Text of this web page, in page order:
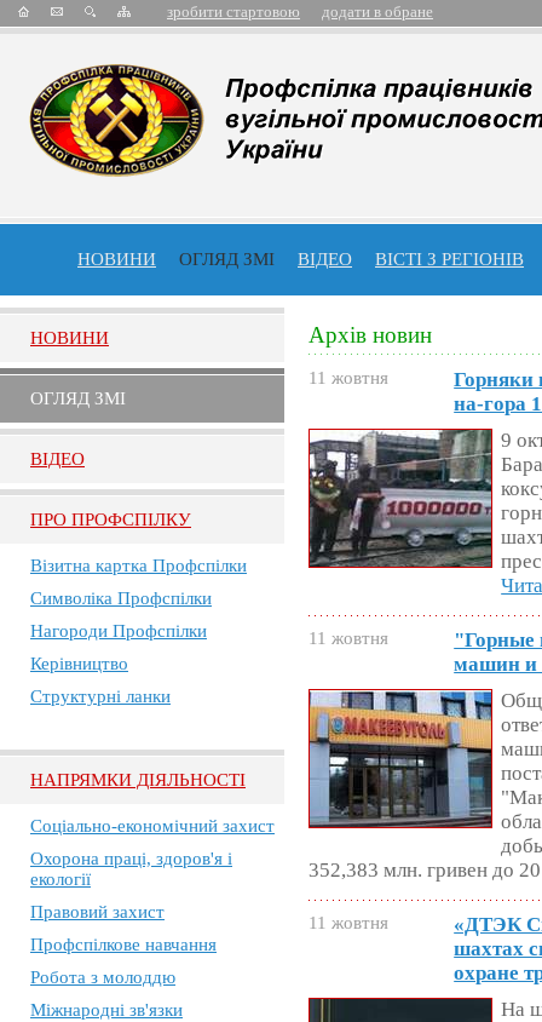
зробити стартовою додати в обране
НОВИНИ ОГЛЯД ЗМІ ВІДЕО ВІСТІ З РЕГІОНІВ
НОВИНИ
ОГЛЯД ЗМI
ВIДЕО
ПРО ПРОФСПIЛКУ
Візитна картка Профспілки
Символіка Профспілки
Нагороди Профспілки
Керівництво
Структурні ланки
НАПРЯМКИ ДІЯЛЬНОСТІ
Соціально-економічний захист
Охорона праці, здоров'я і
екології
Правовий захист
Профспілкове навчання
Робота з молоддю
Міжнародні зв'язки
Архів новин
11 жовтня
на-гора
9
11 жовтня
"Горные
машин и
352,383 млн. гривен до
11 жовтня
«ДТЭК
шахтах
охране
На